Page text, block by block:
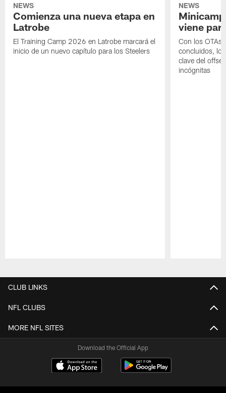
NEWS
Comienza una nueva etapa en
Latrobe
El Training Camp 2026 en Latrobe marcará el
inicio de un nuevo capítulo para los Steelers
NEWS
viene
Con los OTAs
concluidos,
clave del
incógnitas
CLUB LINKS
NFL CLUBS
MORE NFL SITES
Download the Official App